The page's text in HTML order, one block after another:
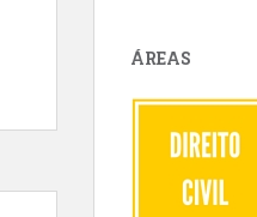
ÁREAS